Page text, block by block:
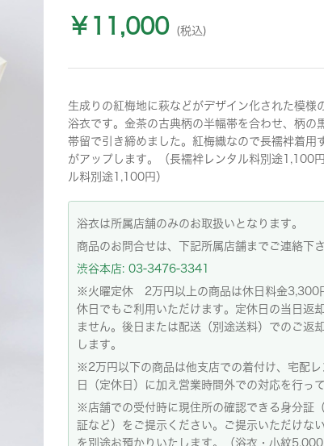
￥11,000 (税込)
生成りの紅梅地に萩などがデザイン化された模様
浴衣です。金茶の古典柄の半幅帯を合わせ、柄の
帯留で引き締めました。紅梅織なので長襦袢着用
がアップします。（長襦袢レンタル料別途1,100
ル料別途1,100円）
浴衣は所属店舗のみのお取扱いとなります。
商品のお問合せは、下記所属店舗までご連絡下さ
渋谷本店: 03-3476-3341
※火曜定休 2万円以上の商品は休日料金3,300
休日でもご利用いただけます。定休日の当日返
ません。後日または配送（別途送料）でのご返
します。
※2万円以下の商品は他支店での着付け、宅配レ
日（定休日）に加え営業時間外での対応を行っ
※店舗での受付時に現住所の確認できる身分証
証など）をご提示ください。ご提示いただけな
を別途お預かりいたします。（浴衣・小紋